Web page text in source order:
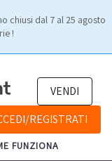
chiusi dal 7 al 25 agosto
!
VENDI
REGISTRATI
FUNZIONA